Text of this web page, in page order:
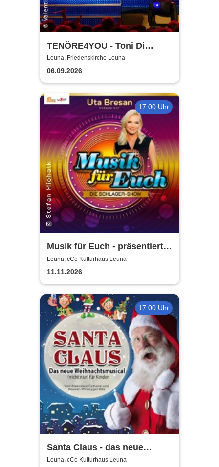
TENÖRE4YOU - Toni Di
Napoli & Pietro Pato
Leuna, Friedenskirche Leuna
06.09.2026
17:00 Uhr
Musik für Euch - präsentiert
von Uta Bresan
Leuna, cCe Kulturhaus Leuna
11.11.2026
17:00 Uhr
Santa Claus - das neue
Weihnachtsmusical (nicht
Leuna, cCe Kulturhaus Leuna